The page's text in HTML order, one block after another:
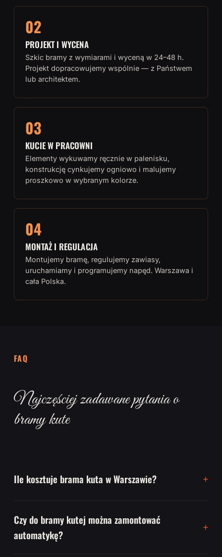
02
PROJEKT I WYCENA
Szkic bramy z wymiarami i wyceną w 24–48 h.
Projekt dopracowujemy wspólnie — z Państwem
lub architektem.
03
KUCIE W PRACOWNI
Elementy wykuwamy ręcznie w palenisku,
konstrukcję cynkujemy ogniowo i malujemy
proszkowo w wybranym kolorze.
04
MONTAŻ I REGULACJA
Montujemy bramę, regulujemy zawiasy,
uruchamiamy i programujemy napęd. Warszawa i
cała Polska.
FAQ
Najczęściej zadawane pytania o
bramy kute
Ile kosztuje brama kuta w Warszawie?
Czy do bramy kutej można zamontować
automatykę?